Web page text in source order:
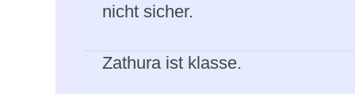
nicht sicher.
Zathura ist klasse.